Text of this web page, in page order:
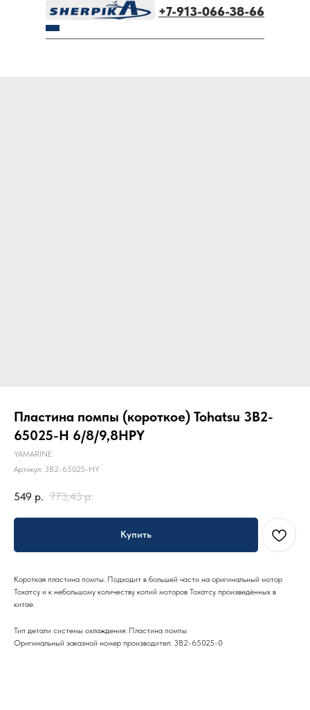
+7-913-066-38-66
Пластина помпы (короткое) Tohatsu 3B2-
65025-H 6/8/9,8HPY
YAMARINE
Артикул: 3B2-65025-HY
549 р. 773,43 р.
Купить
Короткая пластина помпы. Подходит в большей части на оригинальный мотор
Тохатсу и к небольшому количеству копий моторов Тохатсу произведённых в
китае.
Тип детали системы охлаждения: Пластина помпы
Оригинальный заказной номер производител: 3B2-65025-0